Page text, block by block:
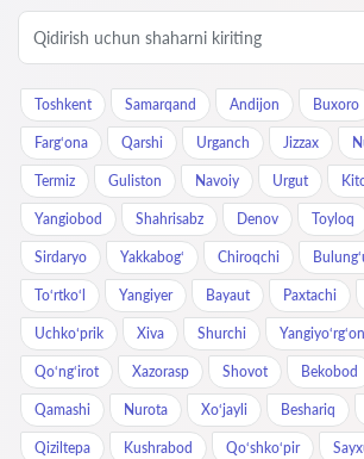
Toshkent Samarqand Andijon Buxoro
Farg‘ona Qarshi Urganch Jizzax
Termiz Guliston Navoiy Urgut
Yangiobod Shahrisabz Denov Toyloq
Sirdaryo Yakkabog‘ Chiroqchi
To‘rtko‘l Yangiyer Bayaut Paxtachi
Uchkoʻprik Xiva Shurchi Yangiyo‘rg‘on
Qo‘ng‘irot Xazorasp Shovot Bekobod
Qamashi Nurota Xo‘jayli Beshariq
Qiziltepa Kushrabod Qo‘shko‘pir